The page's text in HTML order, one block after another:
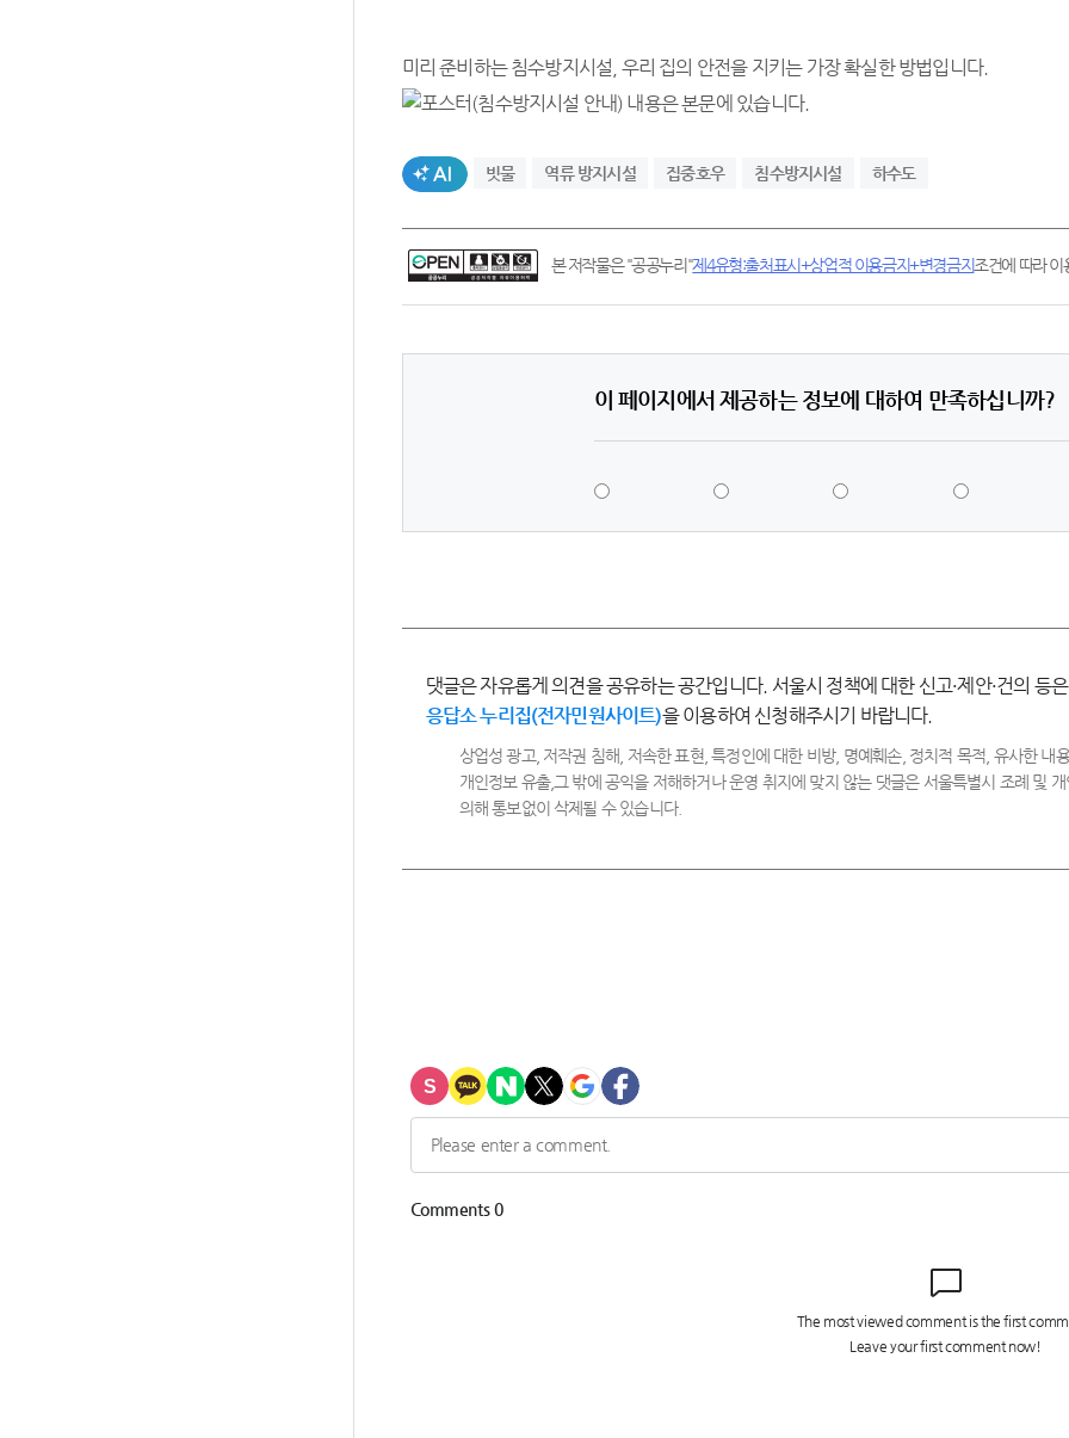
미리 준비하는 침수방지시설, 우리 집의 안전을 지키는 가장 확실한 방법입니다.
AI생성태그 빗물 역류 방지시설 집중호우 침수방지시설 하수도
본 저작물은 "공공누리"제4유형:출처표시+상업적 이용금지+변경금지조건에 따라 이
이 페이지에서 제공하는 정보에 대하여 만족하십니까?
댓글은 자유롭게 의견을 공유하는 공간입니다. 서울시 정책에 대한 신고·제안·건의 등은
응답소 누리집(전자민원사이트)을 이용하여 신청해주시기 바랍니다.
상업성 광고, 저작권 침해, 저속한 표현, 특정인에 대한 비방, 명예훼손, 정치적 목적, 유사한 내
개인정보 유출,그 밖에 공익을 저해하거나 운영 취지에 맞지 않는 댓글은 서울특별시 조례 및 개
의해 통보없이 삭제될 수 있습니다.